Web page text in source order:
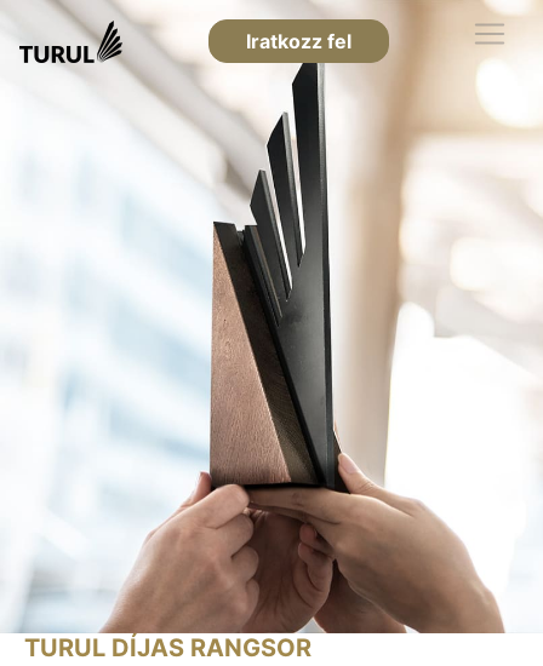
Iratkozz fel
TURUL DÍJAS RANGSOR